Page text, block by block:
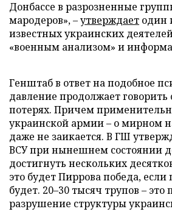
Донбассе в разрозненные
мародеров», –утверждает один
известных украинских
«военным анализом» и
Генштаб в ответ на подобное
давление продолжает
потерях. Причем
украинской армии – о мирном
даже не заикается. В ГШ
ВСУ при нынешнем состоянии
достигнуть нескольких
это будет Пиррова победа, если
будет. 20–30 тысяч трупов – это
разрушение структуры